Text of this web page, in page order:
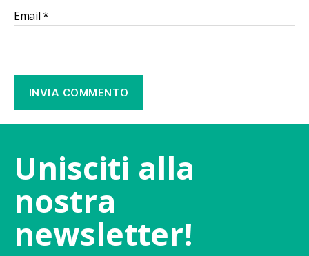
Email*
Unisciti alla
nostra
newsletter!